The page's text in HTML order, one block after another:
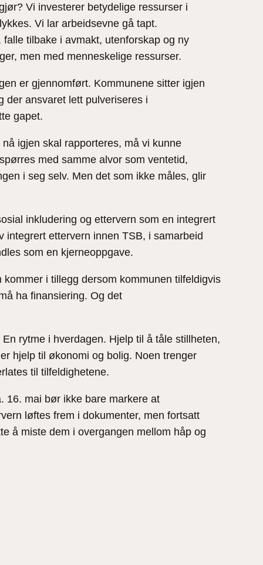
Vi investerer betydelige ressurser i
Vi lar arbeidsevne gå tapt.
tilbake i avmakt, utenforskap og ny
men med menneskelige ressurser.
er gjennomført. Kommunene sitter igjen
der ansvaret lett pulveriseres i
gapet.
igjen skal rapporteres, må vi kunne
med samme alvor som ventetid,
i seg selv. Men det som ikke måles, glir
inkludering og ettervern som en integrert
ettervern innen TSB, i samarbeid
som en kjerneoppgave.
i tillegg dersom kommunen tilfeldigvis
ha finansiering. Og det
rytme i hverdagen. Hjelp til å tåle stillheten,
hjelp til økonomi og bolig. Noen trenger
til tilfeldighetene.
16. mai bør ikke bare markere at
løftes frem i dokumenter, men fortsatt
å miste dem i overgangen mellom håp og